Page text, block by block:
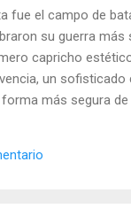
fue el campo de
su guerra más
capricho
un sofisticado
más segura
equilibrando
obligación de